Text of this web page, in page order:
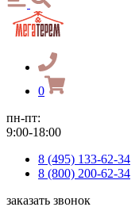
0
пн-пт:
9:00-18:00
8 (495) 133-62-34
8 (800) 200-62-34
заказать звонок